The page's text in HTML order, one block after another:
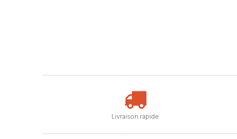
Livraison rapide